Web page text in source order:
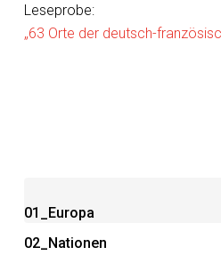
Leseprobe:
„63 Orte der deutsch-
01_Europa
02_Nationen